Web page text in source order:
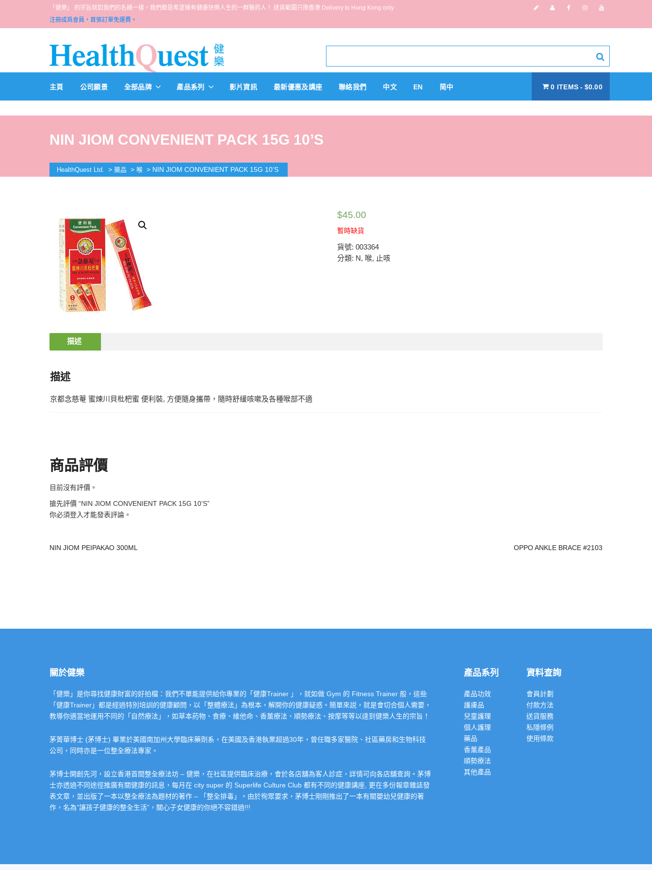
「健樂」 的宗旨就如我們的名稱一樣，我們都是希望擁有健康快樂人生的一群醫葯人！ 送貨範圍只限香港 Delivery to Hong Kong only
注冊成爲會員，首張訂單免運費。
主頁 公司願景 全部品牌 產品系列 影片資訊 最新優惠及講座 聯絡我們 中文 EN 简中 0 ITEMS $0.00
NIN JIOM CONVENIENT PACK 15G 10’S
HealthQuest Ltd. > 藥品 > 喉 > NIN JIOM CONVENIENT PACK 15G 10’S
$45.00
暫時缺貨
貨號: 003364
分類: N, 喉, 止咳
描述
描述
京都念慈菴 蜜煉川貝枇杷蜜 便利裝, 方便隨身攜帶，隨時舒緩咳嗽及各種喉部不適
商品評價
目前沒有評價。
搶先評價 “NIN JIOM CONVENIENT PACK 15G 10’S”
你必須登入 才能發表評論。
NIN JIOM PEIPAKAO 300ML OPPO ANKLE BRACE #2103
關於健樂
「健樂」是你尋找健康財富的好拍檔：我們不單能提供給你專業的「健康Trainer 」，就如做 Gym 的 Fitness Trainer 般，這些
「健康Trainer」都是經過特別培訓的健康顧問，以「整體療法」為根本，解開你的健康疑惑。簡單來説，就是會切合個人需要，
教導你適當地運用不同的「自然療法」，如草本葯物、食療、維他命、香薰療法、順勢療法、按摩等等以達到健樂人生的宗旨！
茅菁華博士 (茅博士) 畢業於美國南加州大學臨床藥劑系，在美國及香港執業超過30年，曾任職多家醫院、社區藥房和生物科技
公司，同時亦是一位整全療法專家。
茅博士開創先河，設立香港首間整全療法坊 – 健樂，在社區提供臨床治療，會於各店舖為客人診症，詳情可向各店舖查詢。茅博
士亦透過不同途徑推廣有關健康的訊息，每月在 city super 的 Superlife Culture Club 都有不同的健康講座, 更在多份報章雜誌發
表文章，並出版了一本以整全療法為題材的著作 – 「整全排毒」。由於徇眾要求，茅博士剛剛推出了一本有關嬰幼兒健康的著
作，名為”讓孩子健康的整全生活”，關心子女健康的你絕不容錯過!!!
產品系列
產品功效
護膚品
兒童護理
個人護理
藥品
香薰產品
順勢療法
其他產品
資料查詢
會員計劃
付款方法
送貨服務
私隱條例
使用條款